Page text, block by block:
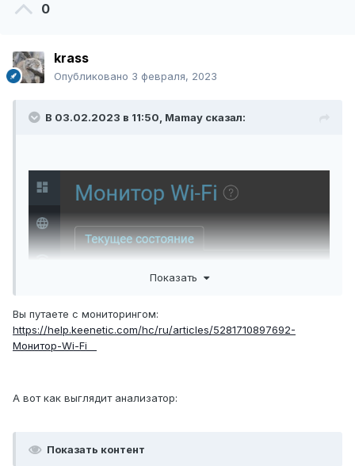
0
krass
Опубликовано 3 февраля, 2023
В 03.02.2023 в 11:50, Mamay сказал:
Показать
Вы путаете с мониторингом:
https://help.keenetic.com/hc/ru/articles/5281710897692-
Монитор-Wi-Fi
А вот как выглядит анализатор:
Показать контент